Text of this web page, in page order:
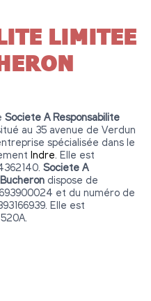
LIMITEE
Societe A Responsabilite
au 35 avenue de Verdun
spécialisée dans le
Indre. Elle est
Societe A
dispose de
et du numéro de
Elle est